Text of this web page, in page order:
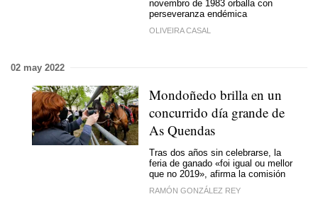
novembro de 1983 orballa con
perseveranza endémica
OLIVEIRA CASAL
02 may 2022
Mondoñedo brilla en un
concurrido día grande de
As Quendas
Tras dos años sin celebrarse, la
feria de ganado «foi igual ou mellor
que no 2019», afirma la comisión
RAMÓN GONZÁLEZ REY